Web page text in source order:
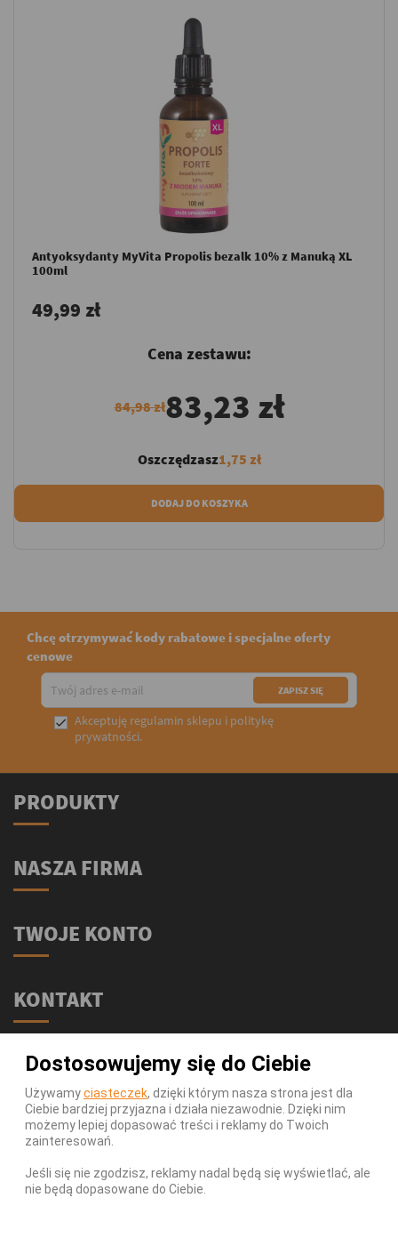
Antyoksydanty MyVita Propolis bezalk 10% z Manuką XL
100ml
49,99 zł
Cena zestawu:
84,98 zł83,23 zł
Oszczędzasz1,75 zł
DODAJ DO KOSZYKA
Chcę otrzymywać kody rabatowe i specjalne oferty
cenowe
 Akceptuję regulamin sklepu i politykę
prywatności.
Dostosowujemy się do Ciebie
Używamyciasteczek, dzięki którym nasza strona jest dla
Ciebie bardziej przyjazna i działa niezawodnie. Dzięki nim
możemy lepiej dopasować treści i reklamy do Twoich
zainteresowań.
Jeśli się nie zgodzisz, reklamy nadal będą się wyświetlać, ale
nie będą dopasowane do Ciebie.
PRODUKTY
NASZA FIRMA
TWOJE KONTO
KONTAKT
ul. Stołeczna 2/lok 102
15-879 Białystok
Telefon:
539 111 590
Infolinia:Pn-Pt 9-17
E-mail:
info@swiatsupli.pl